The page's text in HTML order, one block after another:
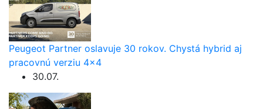
Peugeot Partner oslavuje 30 rokov. Chystá hybrid aj
pracovnú verziu 4×4
30.07.